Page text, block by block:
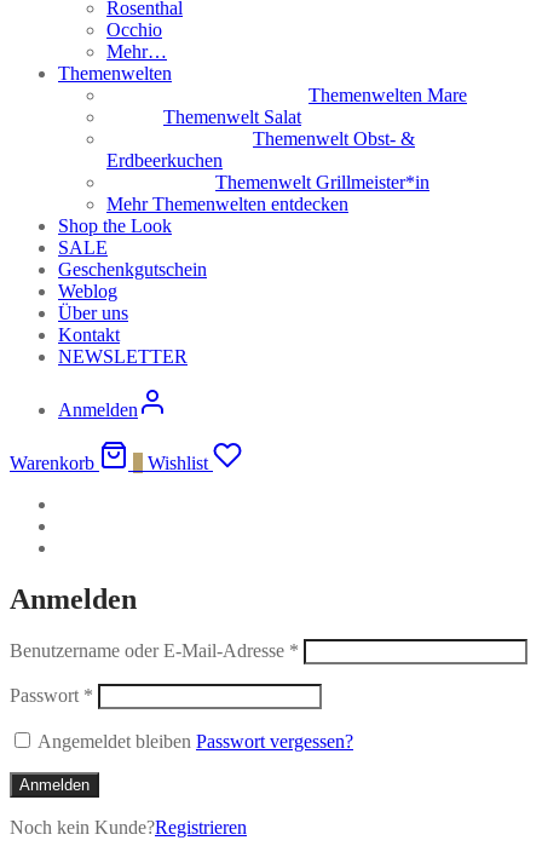
Rosenthal
Occhio
Mehr…
Themenwelten
Themenwelten Mare
Themenwelt Salat
Themenwelt Obst- &
Erdbeerkuchen
Themenwelt Grillmeister*in
Mehr Themenwelten entdecken
Shop the Look
SALE
Geschenkgutschein
Weblog
Über uns
Kontakt
NEWSLETTER
Anmelden
Warenkorb Wishlist
Anmelden
Benutzername oder E-Mail-Adresse *
Passwort *
Angemeldet bleiben Passwort vergessen?
Anmelden
Noch kein Kunde?Registrieren